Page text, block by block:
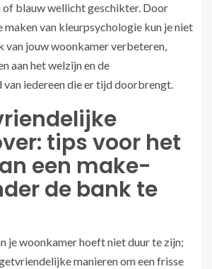
of blauw wellicht geschikter. Door
van kleurpsychologie kun je niet
van jouw woonkamer verbeteren,
aan het welzijn en de
iedereen die er tijd doorbrengt.
tips voor het
een make-
de bank te
je woonkamer hoeft niet duur te zijn;
manieren om een frisse